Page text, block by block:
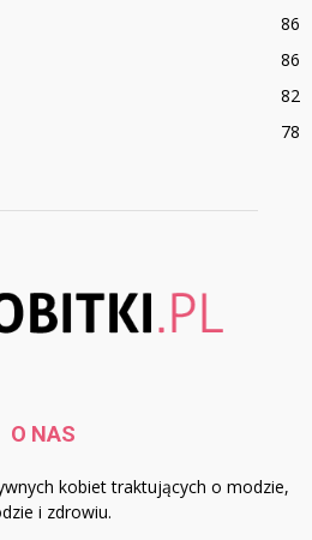
86
86
82
78
O NAS
kobiet traktujących o modzie,
i zdrowiu.